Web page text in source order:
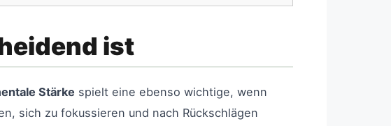
ist
Stärke spielt eine ebenso wichtige, wenn
sich zu fokussieren und nach Rückschlägen